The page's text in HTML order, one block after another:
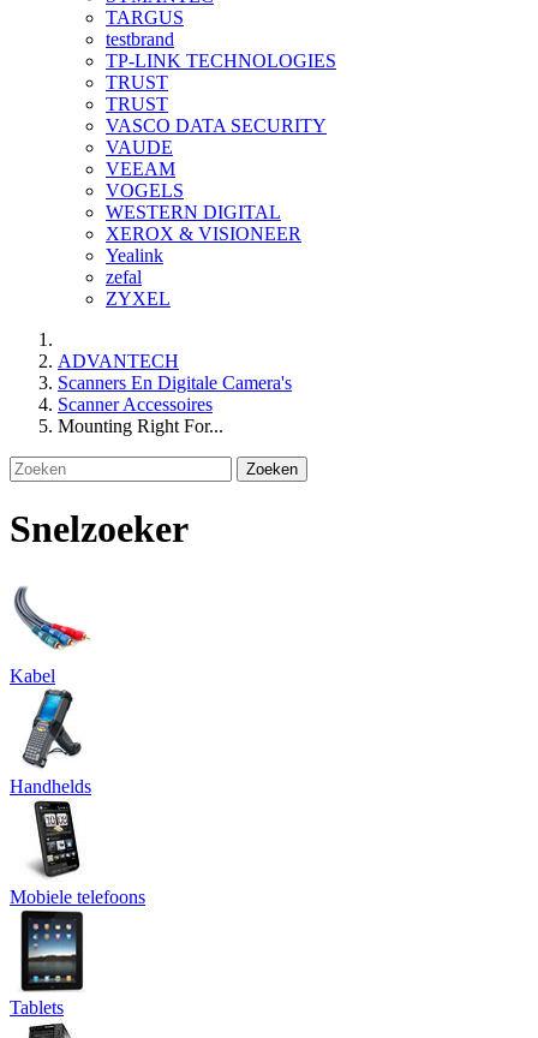
TARGUS
testbrand
TP-LINK TECHNOLOGIES
TRUST
TRUST
VASCO DATA SECURITY
VAUDE
VEEAM
VOGELS
WESTERN DIGITAL
XEROX & VISIONEER
Yealink
zefal
ZYXEL
ADVANTECH
Scanners En Digitale Camera's
Scanner Accessoires
Mounting Right For...
Zoeken
Snelzoeker
Kabel
Handhelds
Mobiele telefoons
Tablets